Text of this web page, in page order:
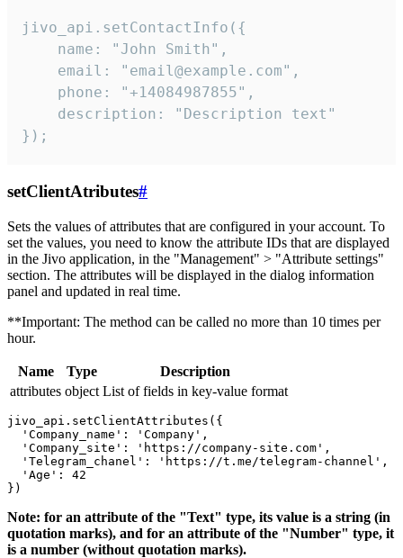
jivo_api.setContactInfo({
    name: "John Smith",
    email: "email@example.com",
    phone: "+14084987855",
    description: "Description text"
});
setClientAtributes#
Sets the values ​​of attributes that are configured in your account. To
set the values, you need to know the attribute IDs that are displayed
in the Jivo application, in the "Management" > "Attribute settings"
section. The attributes will be displayed in the dialog information
panel and updated in real time.
**Important: The method can be called no more than 10 times per
hour.
Name Type
Description
attributes object List of fields in key-value format
jivo_api.setClientAttributes({
  'Company_name': 'Company',
  'Company_site': 'https://company-site.com',
  'Telegram_chanel': 'https://t.me/telegram-channel',
  'Age': 42
Note: for an attribute of the "Text" type, its value is a string (in
quotation marks), and for an attribute of the "Number" type, it
is a number (without quotation marks).